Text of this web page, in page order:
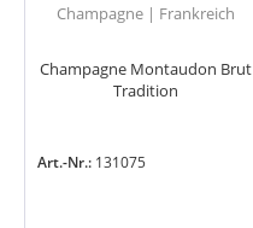
Champagne | Frankreich
Champagne Montaudon Brut
Tradition
Art.-Nr.: 131075